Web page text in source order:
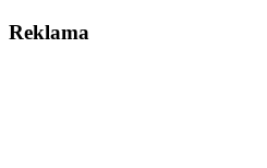
Reklama